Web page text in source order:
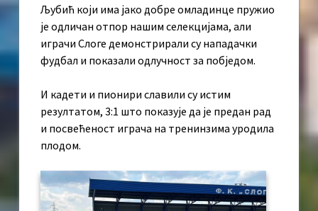
Љубић који има јако добре омладинце пружио
је одличан отпор нашим селекцијама, али
играчи Слоге демонстрирали су нападачки
фудбал и показали одлучност за побједом.
И кадети и пионири славили су истим
резултатом, 3:1 што показује да је предан рад
и посвећеност играча на тренинзима уродила
плодом.